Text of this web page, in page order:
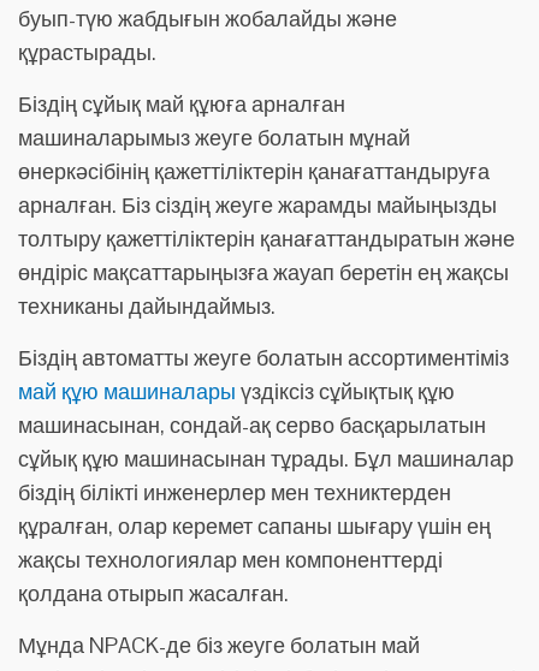
буып-түю жабдығын жобалайды және
құрастырады.
Біздің сұйық май құюға арналған
машиналарымыз жеуге болатын мұнай
өнеркәсібінің қажеттіліктерін қанағаттандыруға
арналған. Біз сіздің жеуге жарамды майыңызды
толтыру қажеттіліктерін қанағаттандыратын және
өндіріс мақсаттарыңызға жауап беретін ең жақсы
техниканы дайындаймыз.
Біздің автоматты жеуге болатын ассортиментіміз
май құю машиналары үздіксіз сұйықтық құю
машинасынан, сондай-ақ серво басқарылатын
сұйық құю машинасынан тұрады. Бұл машиналар
біздің білікті инженерлер мен техниктерден
құралған, олар керемет сапаны шығару үшін ең
жақсы технологиялар мен компоненттерді
қолдана отырып жасалған.
Мұнда NPACK-де біз жеуге болатын май